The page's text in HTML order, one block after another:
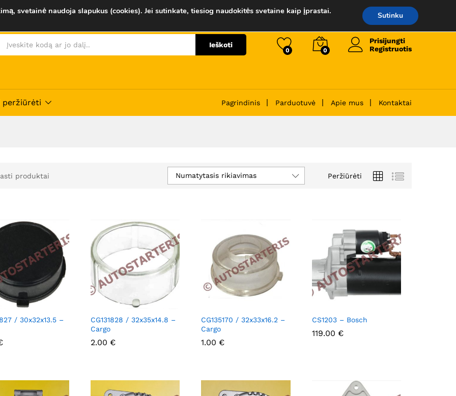
Ieškoti
0 0
Prisijungti
Registruotis
peržiūrėti Pagrindinis Parduotuvė Apie mus Kontaktai
produktai Peržiūrėti
Numatytasis rikiavimas
/ 30x32x13.5 –
CG131828 / 32x35x14.8 –
Cargo
2.00 €
2.00 €
CG135170 / 32x33x16.2 –
Cargo
1.00 €
1.00 €
CS1203 – Bosch
119.00 €
119.00 €
svetainė naudoja slapukus (cookies). Jei sutinkate, tiesiog naudokitės svetaine kaip įprastai.
Sutinku